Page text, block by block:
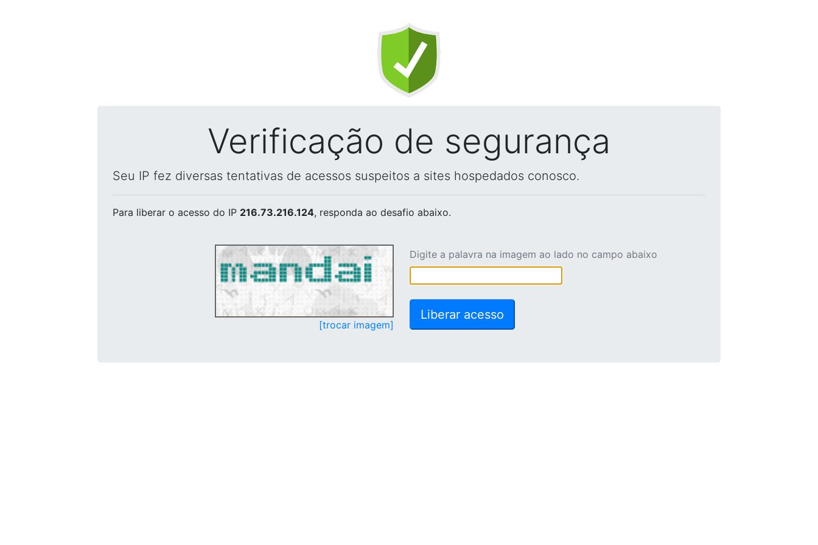
Verificação de segurança
Seu IP fez diversas tentativas de acessos suspeitos a sites hospedados conosco.
Para liberar o acesso do IP 216.73.216.124, responda ao desafio abaixo.
[trocar imagem]
Digite a palavra na imagem ao lado no campo abaixo